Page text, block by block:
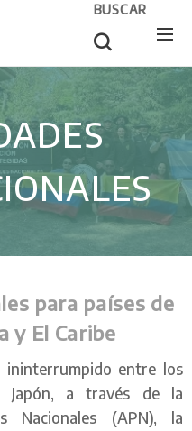
BUSCAR
para países de
y El Caribe
ininterrumpido entre los
Japón, a través de la
Nacionales (APN), la